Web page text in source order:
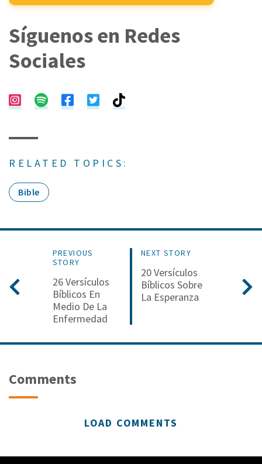
Síguenos en Redes
Sociales
RELATED TOPICS:
Bible
PREVIOUS
STORY
26 Versículos
Bíblicos En
Medio De La
Enfermedad
NEXT STORY
20 Versículos
Bíblicos Sobre
La Esperanza
Comments
LOAD COMMENTS